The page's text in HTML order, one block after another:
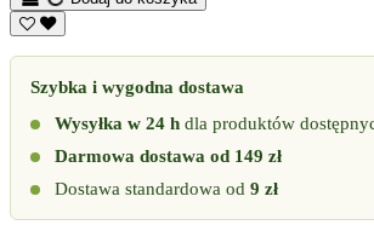
Szybka i wygodna dostawa
Wysyłka w 24 h dla produktów
Darmowa dostawa od 149 zł
Dostawa standardowa od 9 zł